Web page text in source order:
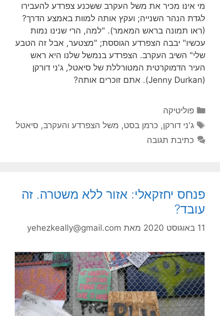
מי אינו מכיר את משל העקרב ששכנע צפרדע להעבירו
לגדת הנהר השנייה; ועקץ אותה למוות באמצע הדרך?
(ראו תמונה בראש המאמר). "למה, הרי שנינו נמות
עכשיו" יבבה הצפרדע הגוססת; "מצטער, אבל זה הטבע
שלי" השיב העקרב. הצפרדע בנמשל שלנו היא ראש
העיר הדמוקרטית המטורללת של סיאטל, ג'ני דורקן
(Jenny Durkan). אתם זוכרים אותה?
קטגוריות
פוליטיקה
תגיות
ג'ני דורקן, כרמן בסט, משל הצפרדע והעקרב,סיאטל
כתיבת תגובה
פנחס יחזקאלי: אזור ללא משטרה. זה
עובד?
11 באוגוסט 2020 מאת yehezkeally@gmail.com